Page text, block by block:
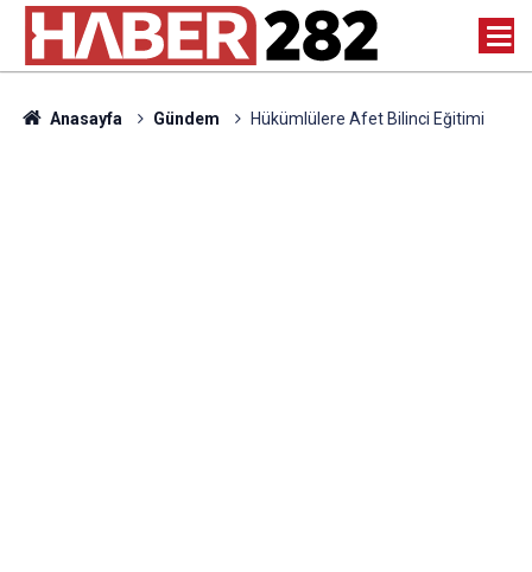
Anasayfa Gündem Hükümlülere Afet Bilinci Eğitimi